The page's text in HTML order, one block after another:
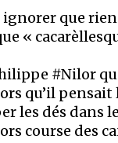
que
«
#Nilor
qu’il pensait
les dés dans
course des